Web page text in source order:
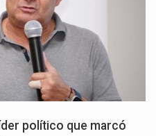
político que marcó